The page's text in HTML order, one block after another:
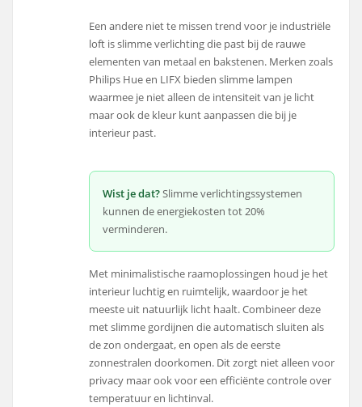
Een andere niet te missen trend voor je industriële
loft is slimme verlichting die past bij de rauwe
elementen van metaal en bakstenen. Merken zoals
Philips Hue en LIFX bieden slimme lampen
waarmee je niet alleen de intensiteit van je licht
maar ook de kleur kunt aanpassen die bij je
interieur past.
Wist je dat?Slimme verlichtingssystemen
kunnen de energiekosten tot 20%
verminderen.
Met minimalistische raamoplossingen houd je het
interieur luchtig en ruimtelijk, waardoor je het
meeste uit natuurlijk licht haalt. Combineer deze
met slimme gordijnen die automatisch sluiten als
de zon ondergaat, en open als de eerste
zonnestralen doorkomen. Dit zorgt niet alleen voor
privacy maar ook voor een efficiënte controle over
temperatuur en lichtinval.